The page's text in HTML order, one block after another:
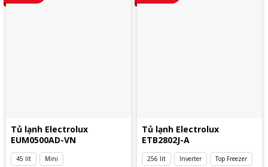
Tủ lạnh Electrolux
EUM0500AD-VN
45 lít Mini
Tủ lạnh Electrolux
ETB2802J-A
256 lít Inverter Top Freezer